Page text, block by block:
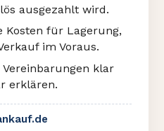
ausgezahlt wird.
Kosten für Lagerung,
im Voraus.
Vereinbarungen klar
erklären.